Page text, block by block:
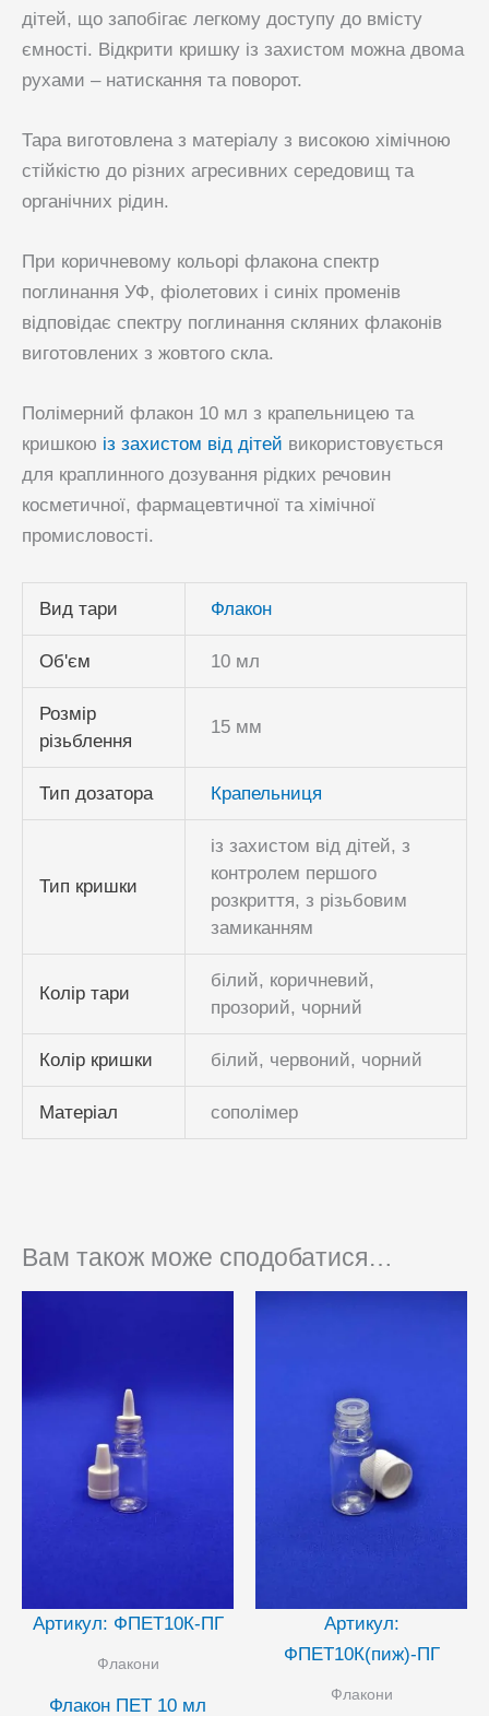
дітей, що запобігає легкому доступу до вмісту
ємності. Відкрити кришку із захистом можна двома
рухами – натискання та поворот.
Тара виготовлена ​​з матеріалу з високою хімічною
стійкістю до різних агресивних середовищ та
органічних рідин.
При коричневому кольорі флакона спектр
поглинання УФ, фіолетових і синіх променів
відповідає спектру поглинання скляних флаконів
виготовлених з жовтого скла.
Полімерний флакон 10 мл з крапельницею та
кришкою із захистом від дітей використовується
для краплинного дозування рідких речовин
косметичної, фармацевтичної та хімічної
промисловості.
Вид тари Флакон
Об'єм 10 мл
Розмір
різьблення
15 мм
Тип дозатора Крапельниця
Тип кришки
із захистом від дітей, з
контролем першого
розкриття, з різьбовим
замиканням
Колір тари
білий, коричневий,
прозорий, чорний
Колір кришки білий, червоний, чорний
Матеріал сополімер
Вам також може сподобатися…
Артикул: ФПЕТ10К-ПГ
Флакони
Флакон ПЕТ 10 мл
Артикул:
ФПЕТ10К(пиж)-ПГ
Флакони